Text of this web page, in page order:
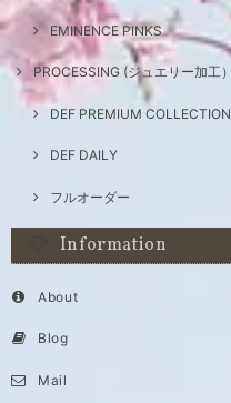
EMINENCE PINKS
PROCESSING (ジュエリー加工）
DEF PREMIUM COLLECTION
DEF DAILY
フルオーダー
Information
About
Blog
Mail